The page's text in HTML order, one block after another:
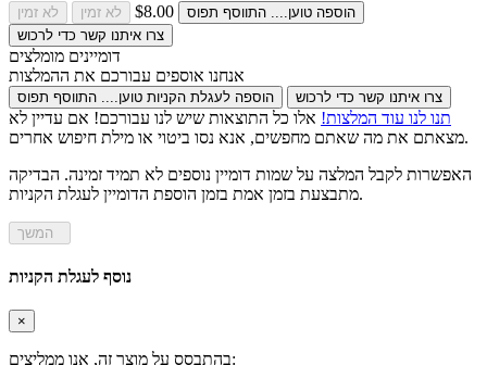
לא זמין לא זמין $8.00 הוספה טוען.... התווסף תפוס
צרו איתנו קשר כדי לרכוש
דומיינים מומלצים
אנחנו אוספים עבורכם את ההמלצות
הוספה לעגלת הקניות טוען.... התווסף תפוס צרו איתנו קשר כדי לרכוש
תנו לנו עוד המלצות! אלו כל התוצאות שיש לנו עבורכם! אם עדיין לא
מצאתם את מה שאתם מחפשים, אנא נסו ביטוי או מילת חיפוש אחרים.
האפשרות לקבל המלצה על שמות דומיין נוספים לא תמיד זמינה. הבדיקה
מתבצעת בזמן אמת בזמן הוספת הדומיין לעגלת הקניות.
נוסף לעגלת הקניות
×
בהתבסס על מוצר זה, אנו ממליצים: